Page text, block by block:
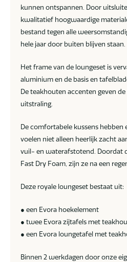
kunnen ontspannen. Door
kwalitatief hoogwaardige
bestand tegen alle
hele jaar door buiten blijven staan.
Het frame van de loungeset is
aluminium en de basis en
De teakhouten accenten geven
uitstraling.
De comfortabele kussens hebben
voelen niet alleen heerlijk zacht
vuil- en waterafstotend. Doordat
Fast Dry Foam, zijn ze na een
Deze royale loungeset bestaat uit:
● een Evora hoekelement
● twee Evora zijtafels met
● een Evora loungetafel met
Binnen 2 werkdagen door onze